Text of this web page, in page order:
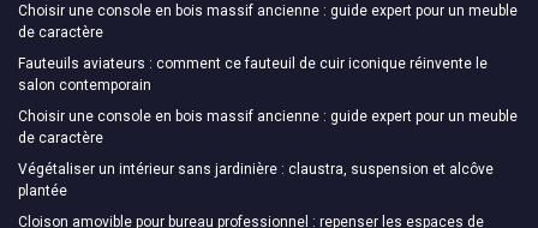
Choisir une console en bois massif ancienne : guide expert pour un meuble
de caractère
Fauteuils aviateurs : comment ce fauteuil de cuir iconique réinvente le
salon contemporain
Choisir une console en bois massif ancienne : guide expert pour un meuble
de caractère
Végétaliser un intérieur sans jardinière : claustra, suspension et alcôve
plantée
Cloison amovible pour bureau professionnel : repenser les espaces de